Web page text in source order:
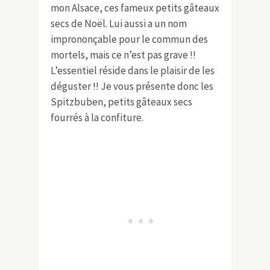
mon Alsace, ces fameux petits gâteaux
secs de Noël. Lui aussi a un nom
imprononçable pour le commun des
mortels, mais ce n’est pas grave !!
L’essentiel réside dans le plaisir de les
déguster !! Je vous présente donc les
Spitzbuben, petits gâteaux secs
fourrés à la confiture.